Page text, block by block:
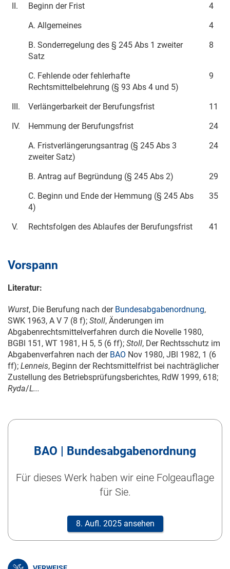
II.
Beginn der Frist
4
A. Allgemeines
4
B. Sonderregelung des § 245 Abs 1 zweiter
Satz
8
C. Fehlende oder fehlerhafte
Rechtsmittelbelehrung (§ 93 Abs 4 und 5)
9
III. Verlängerbarkeit der Berufungsfrist
11
IV.
Hemmung der Berufungsfrist
24
A. Fristverlängerungsantrag (§ 245 Abs 3
zweiter Satz)
24
B. Antrag auf Begründung (§ 245 Abs 2)
29
C. Beginn und Ende der Hemmung (§ 245 Abs
4)
35
V. Rechtsfolgen des Ablaufes der Berufungsfrist 41
Vorspann
Literatur:
Wurst, Die Berufung nach der Bundesabgabenordnung,
SWK 1963, A V 7 (8 f); Stoll, Änderungen im
Abgabenrechtsmittelverfahren durch die Novelle 1980,
BGBl 151, WT 1981, H 5, 5 (6 ff); Stoll, Der Rechtsschutz im
Abgabenverfahren nach der BAO Nov 1980, JBl 1982, 1 (6
ff); Lenneis, Beginn der Rechtsmittelfrist bei nachträglicher
Zustellung des Betriebsprüfungsberichtes, RdW 1999, 618;
Ryda/L...
BAO | Bundesabgabenordnung
Für dieses Werk haben wir eine Folgeauflage
für Sie.
8. Aufl. 2025 ansehen